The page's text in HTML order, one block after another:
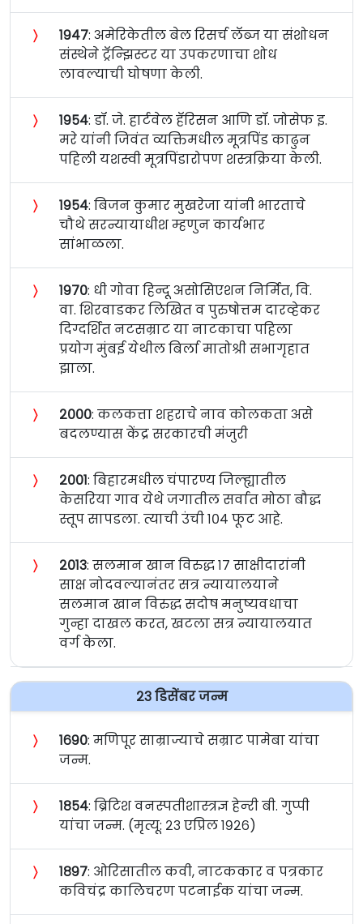
〉 १९४७: अमेरिकेतील बेल रिसर्च लॅब्ज या संशोधन
संस्थेने ट्रॅन्झिस्टर या उपकरणाचा शोध
लावल्याची घोषणा केली.
〉 १९५४: डॉ. जे. हार्टवेल हॅरिसन आणि डॉ. जोसेफ इ.
मरे यांनी जिवंत व्यक्तिमधील मूत्रपिंड काढुन
पहिली यशस्वी मूत्रपिंडारोपण शस्त्रक्रिया केली.
〉 १९५४: बिजन कुमार मुखरेजा यांनी भारताचे
चौथे सरन्यायाधीश म्हणुन कार्यभार
सांभाळला.
〉 १९७०: धी गोवा हिन्दू असोसिएशन निर्मित, वि.
वा. शिरवाडकर लिखित व पुरुषोत्तम दारव्हेकर
दिग्दर्शित नटसम्राट या नाटकाचा पहिला
प्रयोग मुंबई येथील बिर्ला मातोश्री सभागृहात
झाला.
〉 २०००: कलकत्ता शहराचे नाव कोलकता असे
बदलण्यास केंद्र सरकारची मंजुरी
〉 २००१: बिहारमधील चंपारण्य जिल्ह्यातील
केसरिया गाव येथे जगातील सर्वात मोठा बौद्ध
स्तूप सापडला. त्याची उंची १०४ फूट आहे.
〉 २०१३: सलमान खान विरुद्ध १७ साक्षीदारांनी
साक्ष नोदवल्यानंतर सत्र न्यायालयाने
सलमान खान विरुद्ध सदोष मनुष्यवधाचा
गुन्हा दाखल करत, खटला सत्र न्यायालयात
वर्ग केला.
२३ डिसेंबर जन्म
〉 १६९०: मणिपूर साम्राज्याचे सम्राट पामेबा यांचा
जन्म.
〉 १८५४: ब्रिटिश वनस्पतीशास्त्रज्ञ हेन्‍री बी. गुप्पी
यांचा जन्म. (मृत्यू: २३ एप्रिल १९२६)
〉 १८९७: ओरिसातील कवी, नाटककार व पत्रकार
कविचंद्र कालिचरण पटनाईक यांचा जन्म.